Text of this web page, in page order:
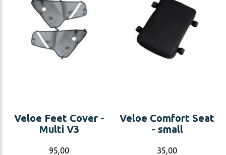
Veloe Feet Cover -
Multi V3
95,00
Veloe Comfort Seat
- small
35,00